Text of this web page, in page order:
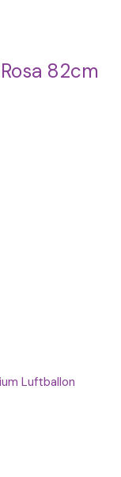
82cm